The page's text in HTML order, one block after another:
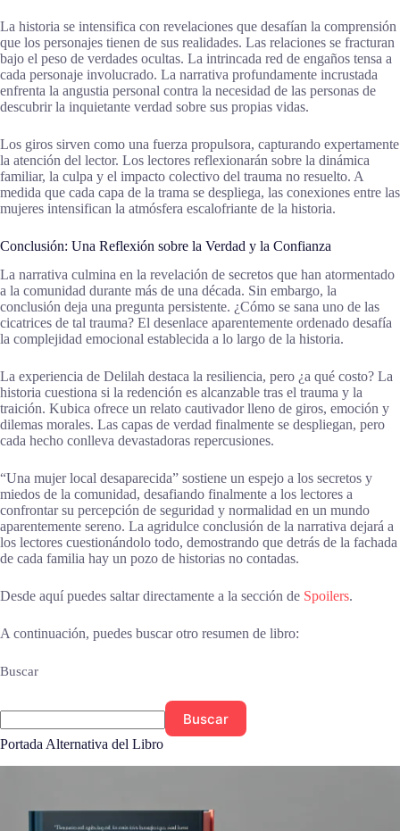
La historia se intensifica con revelaciones que desafían la comprensión
que los personajes tienen de sus realidades. Las relaciones se fracturan
bajo el peso de verdades ocultas. La intrincada red de engaños tensa a
cada personaje involucrado. La narrativa profundamente incrustada
enfrenta la angustia personal contra la necesidad de las personas de
descubrir la inquietante verdad sobre sus propias vidas.
Los giros sirven como una fuerza propulsora, capturando expertamente
la atención del lector. Los lectores reflexionarán sobre la dinámica
familiar, la culpa y el impacto colectivo del trauma no resuelto. A
medida que cada capa de la trama se despliega, las conexiones entre las
mujeres intensifican la atmósfera escalofriante de la historia.
Conclusión: Una Reflexión sobre la Verdad y la Confianza
La narrativa culmina en la revelación de secretos que han atormentado
a la comunidad durante más de una década. Sin embargo, la
conclusión deja una pregunta persistente. ¿Cómo se sana uno de las
cicatrices de tal trauma? El desenlace aparentemente ordenado desafía
la complejidad emocional establecida a lo largo de la historia.
La experiencia de Delilah destaca la resiliencia, pero ¿a qué costo? La
historia cuestiona si la redención es alcanzable tras el trauma y la
traición. Kubica ofrece un relato cautivador lleno de giros, emoción y
dilemas morales. Las capas de verdad finalmente se despliegan, pero
cada hecho conlleva devastadoras repercusiones.
“Una mujer local desaparecida” sostiene un espejo a los secretos y
miedos de la comunidad, desafiando finalmente a los lectores a
confrontar su percepción de seguridad y normalidad en un mundo
aparentemente sereno. La agridulce conclusión de la narrativa dejará a
los lectores cuestionándolo todo, demostrando que detrás de la fachada
de cada familia hay un pozo de historias no contadas.
Desde aquí puedes saltar directamente a la sección de Spoilers.
A continuación, puedes buscar otro resumen de libro:
Buscar
Buscar
Portada Alternativa del Libro